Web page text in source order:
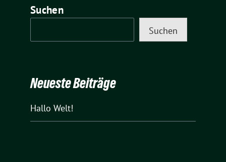
Suchen
Suchen
Neueste Beiträge
Hallo Welt!